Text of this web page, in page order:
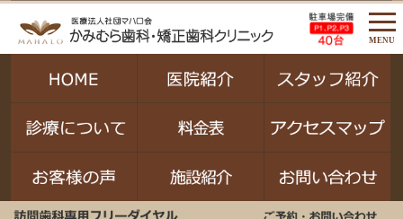
MENU